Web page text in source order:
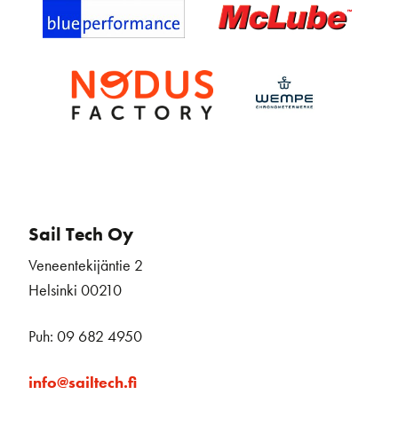
Sail Tech Oy
Veneentekijäntie 2
Helsinki 00210
Puh: 09 682 4950
info@sailtech.fi